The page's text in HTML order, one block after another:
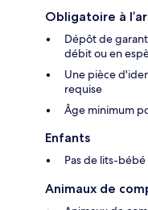
Obligatoire à
Dépôt de
débit ou en
Une pièce
requise
Âge minimum
Enfants
Pas de lits-bébé
Animaux de